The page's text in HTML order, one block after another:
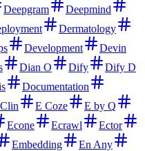
Deepgram
Deepmind
Dermatology
Development
Devin
Dian O Dify
Dify D
Documentation
E Coze
E by Q
Econe Ecrawl
Ector
Embedding
En Any